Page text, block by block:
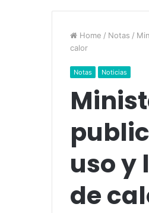
Home / Notas /
calor
Notas Noticias
uso y
de